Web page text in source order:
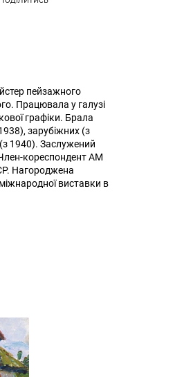
пейзажного
Працювала у галузі
графіки. Брала
зарубіжних (з
1940). Заслужений
кореспондент АМ
Нагороджена
виставки в